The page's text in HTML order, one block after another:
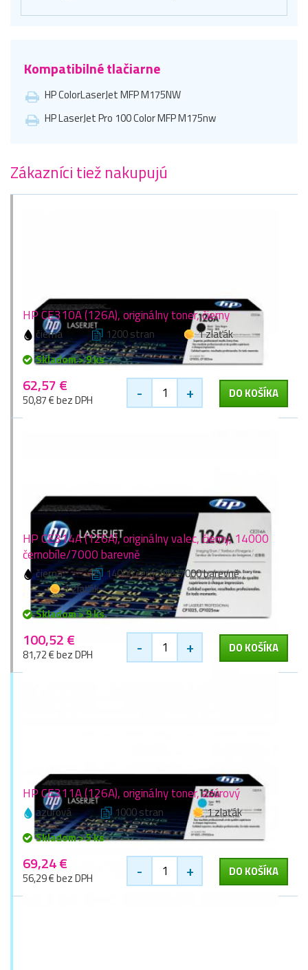
Kompatibilné tlačiarne
HP ColorLaserJet MFP M175NW
HP LaserJet Pro 100 Color MFP M175nw
Zákazníci tiež nakupujú
HP CE310A (126A), originálny toner, čierny
čierna 1200 stran
1 zlaťák
Skladom > 9 ks
62,57 €
50,87 € bez DPH - + DO KOŠÍKA
HP CE314A (126A), originálny valec, čierny, 14000
černobíle/7000 barevně
čierna
14000 černobíle/7000 barevně
1 zlaťák
Skladom > 9 ks
100,52 €
81,72 € bez DPH - + DO KOŠÍKA
HP CE311A (126A), originálny toner, azúrový
azúrová 1000 stran
1 zlaťák
Skladom > 5 ks
69,24 €
56,29 € bez DPH - + DO KOŠÍKA